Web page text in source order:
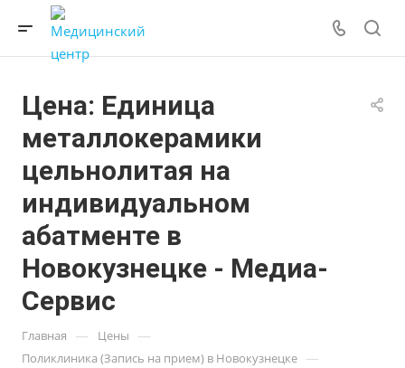
Цена: Единица
металлокерамики
цельнолитая на
индивидуальном
абатменте в
Новокузнецке - Медиа-
Сервис
Главная — Цены —
Поликлиника (Запись на прием) в Новокузнецке —